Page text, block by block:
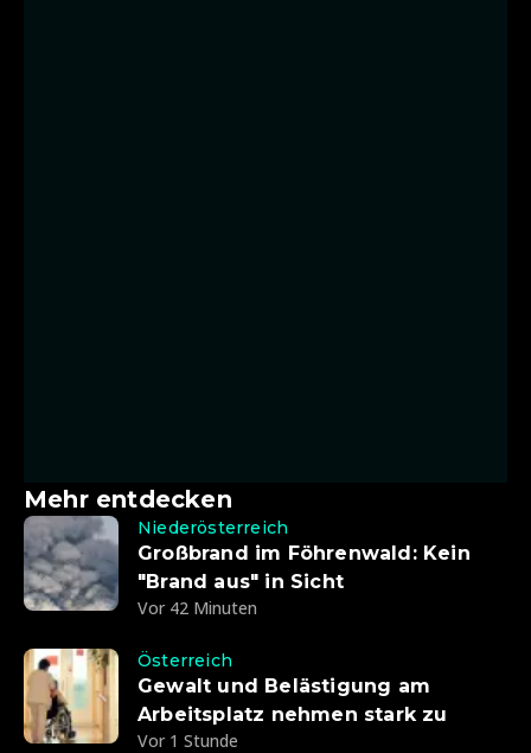
Mehr entdecken
Niederösterreich
Großbrand im Föhrenwald: Kein
"Brand aus" in Sicht
Vor 42 Minuten
Österreich
Gewalt und Belästigung am
Arbeitsplatz nehmen stark zu
Vor 1 Stunde